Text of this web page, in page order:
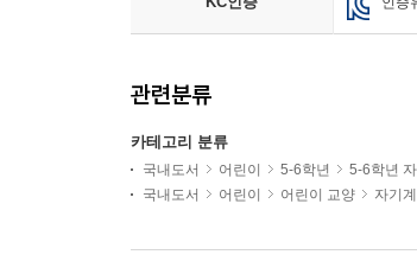
관련분류
카테고리 분류
국내도서 어린이 5-6학년 5-6학년
국내도서
어린이 어린이 교양 자기